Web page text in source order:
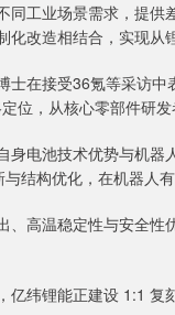
同工业场景需求，提
化改造相结合，实现从
士在接受36氪等采访
定位，从核心零部件研
身电池技术优势与机
结构优化，在机器人
、高温稳定性与安全
亿纬锂能正建设 1:1 复